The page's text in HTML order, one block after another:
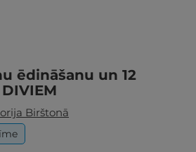
ēdināšanu un 12
Birštonā